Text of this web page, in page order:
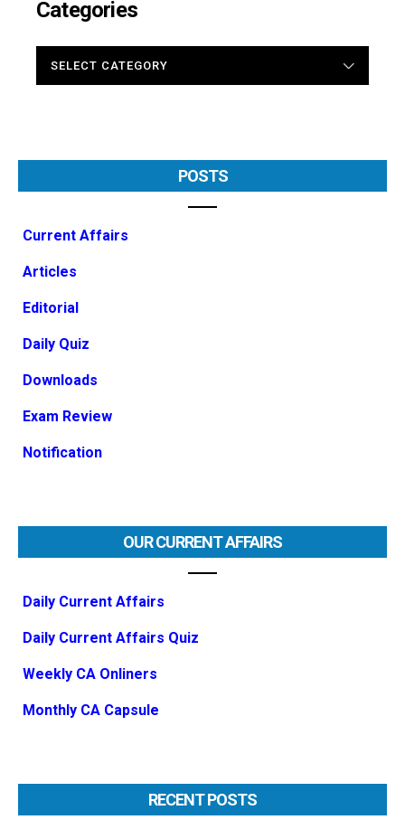
Categories
POSTS
Current Affairs
Articles
Editorial
Daily Quiz
Downloads
Exam Review
Notification
OUR CURRENT AFFAIRS
Daily Current Affairs
Daily Current Affairs Quiz
Weekly CA Onliners
Monthly CA Capsule
RECENT POSTS